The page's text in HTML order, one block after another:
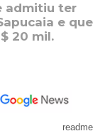
admitiu ter
e que
20 mil.
readme